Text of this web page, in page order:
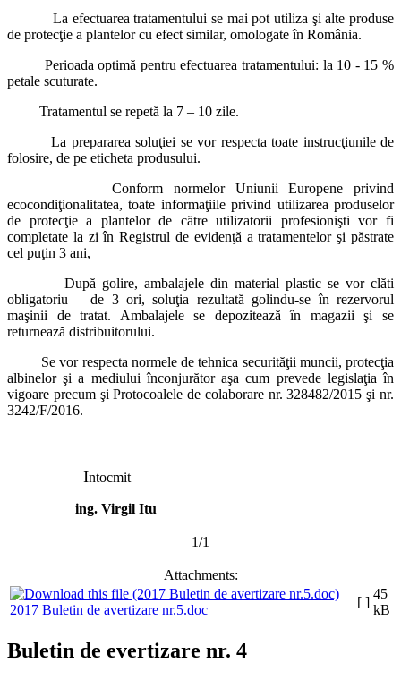
La efectuarea tratamentului se mai pot utiliza şi alte produse
de protecţie a plantelor cu efect similar, omologate în România.
Perioada optimă pentru efectuarea tratamentului: la 10 - 15 %
petale scuturate.
Tratamentul se repetă la 7 – 10 zile.
La prepararea soluţiei se vor respecta toate instrucţiunile de
folosire, de pe eticheta produsului.
Conform normelor Uniunii Europene privind
ecocondiţionalitatea, toate informaţiile privind utilizarea produselor
de protecţie a plantelor de către utilizatorii profesionişti vor fi
completate la zi în Registrul de evidenţă a tratamentelor şi păstrate
cel puţin 3 ani,
După golire, ambalajele din material plastic se vor clăti
obligatoriu de 3 ori, soluţia rezultată golindu-se în rezervorul
maşinii de tratat. Ambalajele se depozitează în magazii şi se
returnează distribuitorului.
Se vor respecta normele de tehnica securităţii muncii, protecţia
albinelor şi a mediului înconjurător aşa cum prevede legislaţia în
vigoare precum şi Protocoalele de colaborare nr. 328482/2015 şi nr.
3242/F/2016.
Intocmit
ing. Virgil Itu
1/1
Attachments:
2017 Buletin de avertizare nr.5.doc
[ ]
45
kB
Buletin de evertizare nr. 4